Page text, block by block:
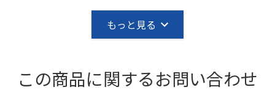
もっと見る
この商品に関するお問い合わせ